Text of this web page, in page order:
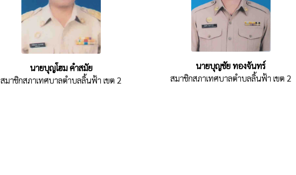
นายบุญโฮม คำสมัย
สมาชิกสภาเทศบาลตำบลลิ้นฟ้า เขต 2
นายบุญชัย ทองจันทร์
สมาชิกสภาเทศบาลตำบลลิ้นฟ้า เขต 2